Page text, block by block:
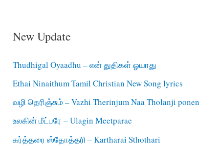
New Update
Thudhigal Oyaadhu – என் துதிகள் ஓயாது
Ethai Ninaithum Tamil Christian New Song lyrics
வழி தெரிஞ்சும் – Vazhi Therinjum Naa Tholanji ponen
உலகின் மீட்பரே – Ulagin Meetparae
கர்த்தரை ஸ்தோத்தரி – Kartharai Sthothari